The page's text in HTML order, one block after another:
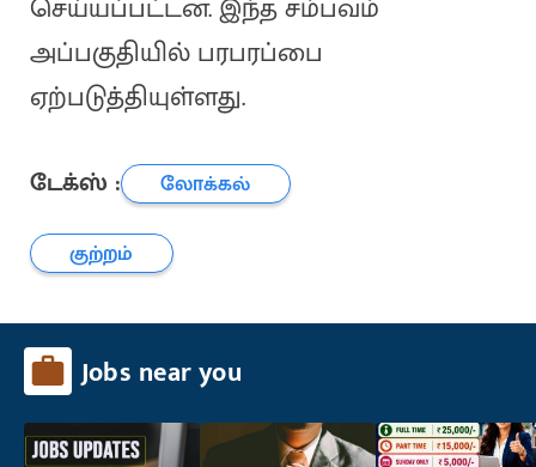
செய்யப்பட்டன. இந்த சம்பவம்
அப்பகுதியில் பரபரப்பை
ஏற்படுத்தியுள்ளது.
டேக்ஸ் :
லோக்கல்
குற்றம்
Jobs near you